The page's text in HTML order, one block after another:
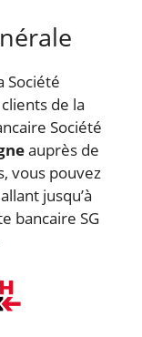
Société
de la
Société
auprès de
vous pouvez
allant jusqu’à
bancaire SG